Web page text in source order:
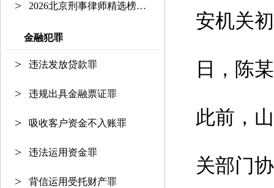
2026北京刑事律师精选榜单：资深护
金融犯罪
违法发放贷款罪
违规出具金融票证罪
吸收客户资金不入账罪
违法运用资金罪
背信运用受托财产罪
安机关
日，陈
此前，
关部门